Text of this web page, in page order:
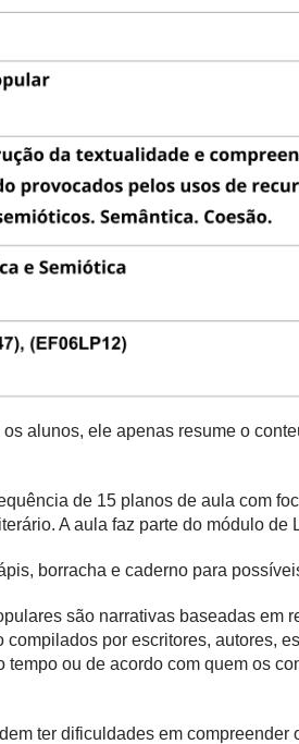
alunos, ele apenas resume o
de 15 planos de aula com
A aula faz parte do módulo de
borracha e caderno para
são narrativas baseadas em
por escritores, autores,
ou de acordo com quem os
ter dificuldades em compreender